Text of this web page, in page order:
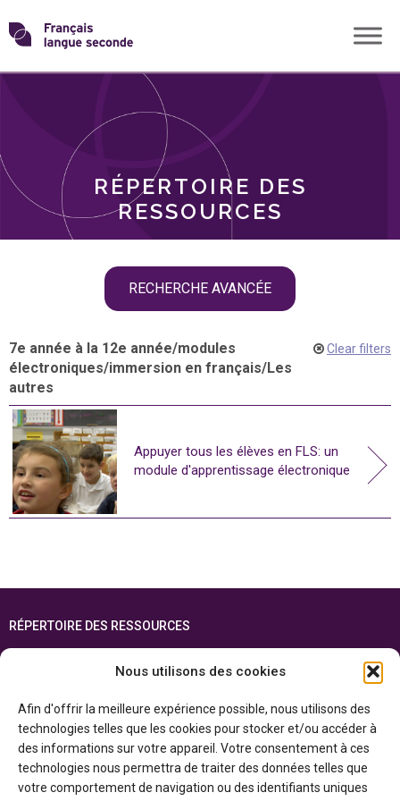
Nous utilisons des cookies
Afin d'offrir la meilleure expérience possible, nous utilisons des
technologies telles que les cookies pour stocker et/ou accéder à
des informations sur votre appareil. Votre consentement à ces
technologies nous permettra de traiter des données telles que
votre comportement de navigation ou des identifiants uniques
Skip
toTransformons
langue
RÉPERTOIRE DES
RESSOURCES
RECHERCHE AVANCÉE
THÈMES
7e année à la 12e année/modules
électroniques/immersion en français/Les
autres
Clear filters
Appuyer tous les élèves en FLS: un
module d'apprentissage électronique
RÉPERTOIRE DES RESSOURCES
ENGLISH
Cette ressource est réalisée grâce au soutien financier du gouvernement de
l’Ontario et du gouvernement duCanada par l’entremise du ministère du
Patrimoine canadien